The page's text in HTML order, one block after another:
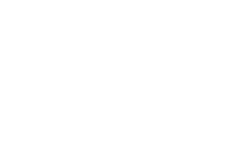
entre la tendresse et
votre